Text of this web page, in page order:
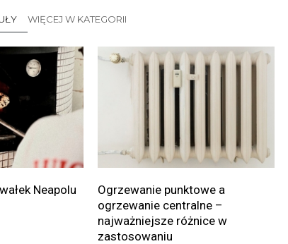
WIĘCEJ W KATEGORII
Neapolu
Ogrzewanie punktowe a
ogrzewanie centralne –
najważniejsze różnice w
zastosowaniu